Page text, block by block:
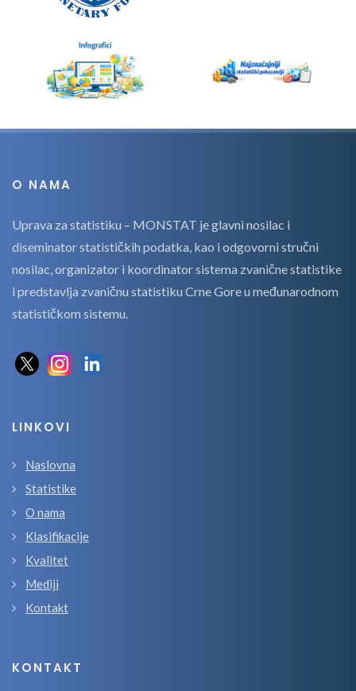
O NAMA
Uprava za statistiku – MONSTAT je glavni nosilac i
diseminator statističkih podatka, kao i odgovorni stručni
nosilac, organizator i koordinator sistema zvanične statistike
i predstavlja zvaničnu statistiku Crne Gore u međunarodnom
statističkom sistemu.
LINKOVI
Naslovna
Statistike
O nama
Klasifikacije
Kvalitet
Mediji
Kontakt
KONTAKT